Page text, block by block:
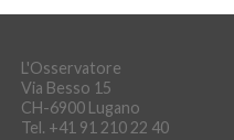
L'Osservatore
Via Besso 15
CH-6900 Lugano
Tel. +41 91 210 22 40